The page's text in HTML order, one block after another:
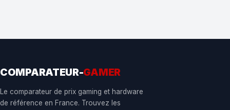
COMPARATEUR-GAMER
Le comparateur de prix gaming et hardware
de référence en France. Trouvez les